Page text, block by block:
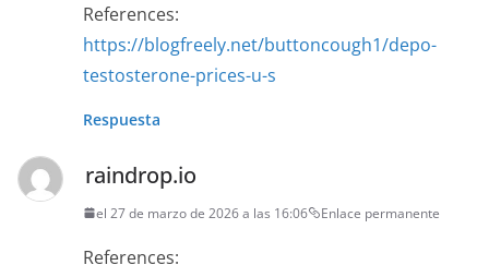
References:
https://blogfreely.net/buttoncough1/depo-
testosterone-prices-u-s
Respuesta
raindrop.io
el 27 de marzo de 2026 a las 16:06 Enlace permanente
References: